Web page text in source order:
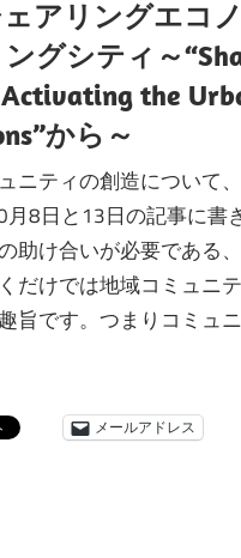
ェアリングエコ
グシティ～
the
から～
ニティの創造について
8日と13日の記事に書
助け合いが必要である
だけでは地域コミュニ
旨です。つまりコミュ
メールアドレス